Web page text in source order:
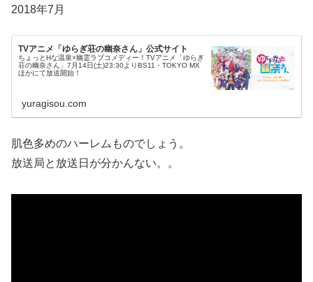
2018年7月
TVアニメ「ゆらぎ荘の幽奈さん」公式サイト
ちょっとHな温泉×幽霊ラブコメディー！TVアニメ「ゆらぎ
荘の幽奈さん」7月14日(土)23:30よりBS11・TOKYO MX
ほかにて放送開始！
yuragisou.com
肌色多めのハーレムものでしょう。
放送局と放送日が分かんない。。